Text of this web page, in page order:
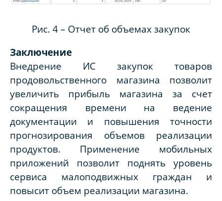
Рис. 4 – Отчет об объемах закупок
Заключение
Внедрение ИС закупок товаров
продовольственного магазина позволит
увеличить прибыль магазина за счет
сокращения времени на ведение
документации и повышения точности
прогнозирования объемов реализации
продуктов. Применение мобильных
приложений позволит поднять уровень
сервиса малоподвижных граждан и
повысит объем реализации магазина.